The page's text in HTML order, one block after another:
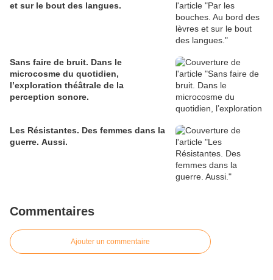
et sur le bout des langues.
Sans faire de bruit. Dans le
microcosme du quotidien,
l’exploration théâtrale de la
perception sonore.
Les Résistantes. Des femmes dans la
guerre. Aussi.
Commentaires
Ajouter un commentaire